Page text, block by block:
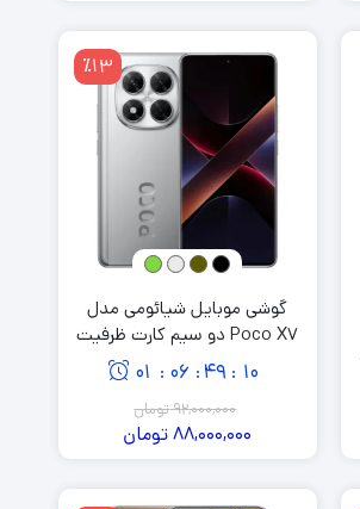
٪13
گوشی موبایل شیائومی مدل
Poco X7 دو سیم کارت ظرفیت
09
:
49
:
06
:
01
92,000,000تومان
88,000,000تومان